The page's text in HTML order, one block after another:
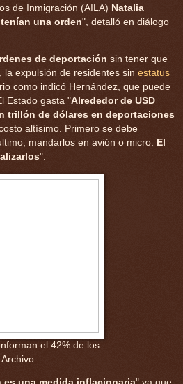
de Inmigración (AILA) Natalia
una orden", detalló en diálogo
de deportación sin tener que
expulsión de residentes sin estatus
como indicó Hernández, que puede
Estado gasta "Alrededor de USD
trillón de dólares en deportaciones
altísimo. Primero se debe
mandarlos en avión o micro. El
".
el 42% de los